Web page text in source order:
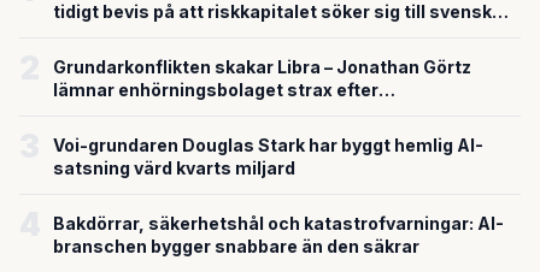
tidigt bevis på att riskkapitalet söker sig till svensk
Grundarkonflikten skakar Libra – Jonathan Görtz
lämnar enhörningsbolaget strax efter
Voi-grundaren Douglas Stark har byggt hemlig AI-
satsning värd kvarts miljard
Bakdörrar, säkerhetshål och katastrofvarningar: AI-
branschen bygger snabbare än den säkrar